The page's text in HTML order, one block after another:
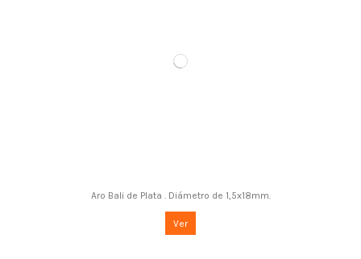
Aro Bali de Plata . Diámetro de 1,5x18mm.
Ver